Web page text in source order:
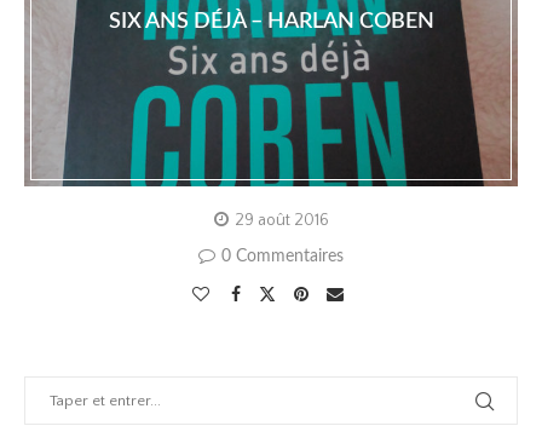
SIX ANS DÉJÀ – HARLAN COBEN
29 août 2016
0 Commentaires